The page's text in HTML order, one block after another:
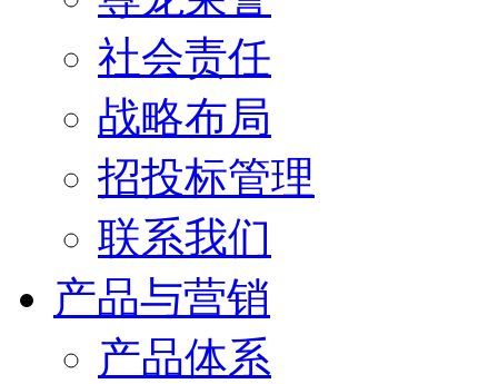
社会责任
战略布局
招投标管理
联系我们
产品与营销
产品体系